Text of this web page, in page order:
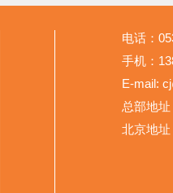
电话：
手机：
E-mail:
总部地
北京地